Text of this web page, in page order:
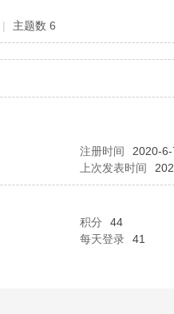
| 主题数 6
注册时间
2020-
上次发表时间
积分
44
每天登录
41